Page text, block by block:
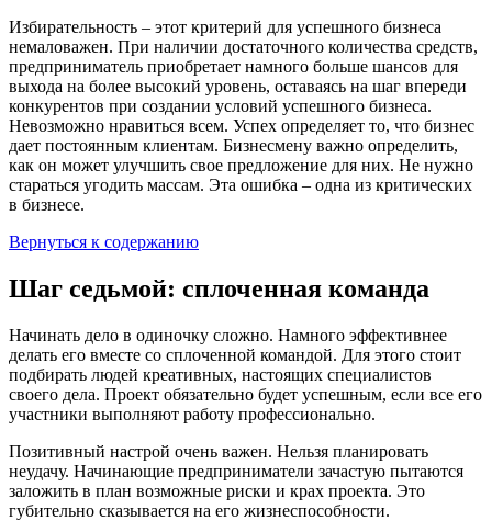
Избирательность – этот критерий для успешного бизнеса
немаловажен. При наличии достаточного количества средств,
предприниматель приобретает намного больше шансов для
выхода на более высокий уровень, оставаясь на шаг впереди
конкурентов при создании условий успешного бизнеса.
Невозможно нравиться всем. Успех определяет то, что бизнес
дает постоянным клиентам. Бизнесмену важно определить,
как он может улучшить свое предложение для них. Не нужно
стараться угодить массам. Эта ошибка – одна из критических
в бизнесе.
Вернуться к содержанию
Шаг седьмой: сплоченная команда
Начинать дело в одиночку сложно. Намного эффективнее
делать его вместе со сплоченной командой. Для этого стоит
подбирать людей креативных, настоящих специалистов
своего дела. Проект обязательно будет успешным, если все его
участники выполняют работу профессионально.
Позитивный настрой очень важен. Нельзя планировать
неудачу. Начинающие предприниматели зачастую пытаются
заложить в план возможные риски и крах проекта. Это
губительно сказывается на его жизнеспособности.